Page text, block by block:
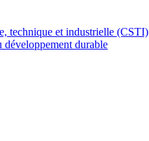
technique et industrielle (CSTI)
développement durable